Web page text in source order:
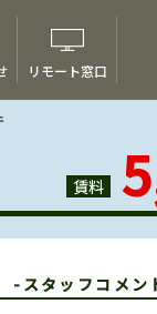
リモート窓口
賃料
-スタッフコメン